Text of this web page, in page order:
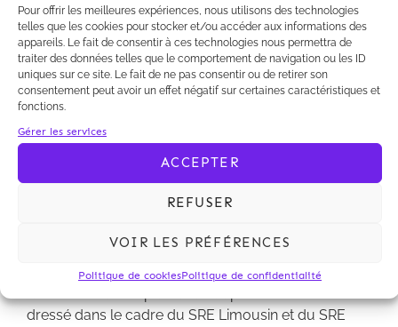
Pour offrir les meilleures expériences, nous utilisons des technologies
telles que les cookies pour stocker et/ou accéder aux informations des
appareils. Le fait de consentir à ces technologies nous permettra de
traiter des données telles que le comportement de navigation ou les ID
uniques sur ce site. Le fait de ne pas consentir ou de retirer son
consentement peut avoir un effet négatif sur certaines caractéristiques et
fonctions.
Gérer les services
ACCEPTER
REFUSER
VOIR LES PRÉFÉRENCES
Politique de cookiesPolitique de confidentialité
Lire les arrêtés n° 355370 et355870
Par deux arrêts en date du 30 janvier 2013 , le
Conseil d’Etat vient de préciser les éléments que le
apprécier le potentiel éolien d’une ZDE (CE 30 janvier
La Cour administrative d’appel de Bordeaux avait
précédemment jugé dans deux affaires que les
dressé dans le cadre du SRE Limousin et du SRE